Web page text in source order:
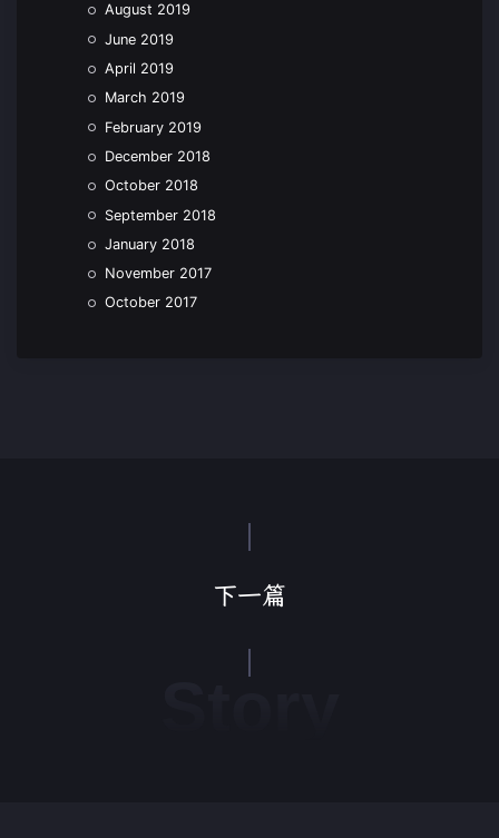
August 2019
June 2019
April 2019
March 2019
February 2019
December 2018
October 2018
September 2018
January 2018
November 2017
October 2017
下一篇